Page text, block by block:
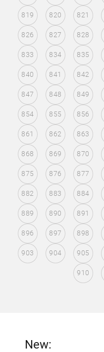
819 820 821
826 827 828
833 834 835
840 841 842
847 848 849
854 855 856
861 862 863
868 869 870
875 876 877
882 883 884
889 890 891
896 897 898
903 904 905
910
New: